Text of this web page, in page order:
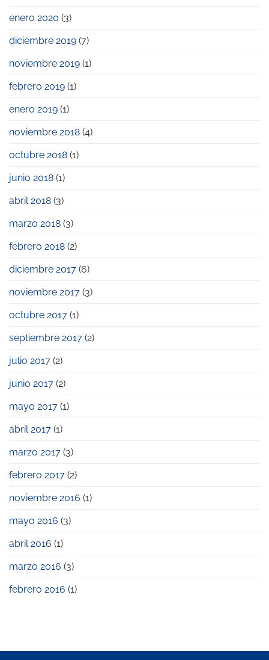
enero 2020 (3)
diciembre 2019 (7)
noviembre 2019 (1)
febrero 2019 (1)
enero 2019 (1)
noviembre 2018 (4)
octubre 2018 (1)
junio 2018 (1)
abril 2018 (3)
marzo 2018 (3)
febrero 2018 (2)
diciembre 2017 (6)
noviembre 2017 (3)
octubre 2017 (1)
septiembre 2017 (2)
julio 2017 (2)
junio 2017 (2)
mayo 2017 (1)
abril 2017 (1)
marzo 2017 (3)
febrero 2017 (2)
noviembre 2016 (1)
mayo 2016 (3)
abril 2016 (1)
marzo 2016 (3)
febrero 2016 (1)